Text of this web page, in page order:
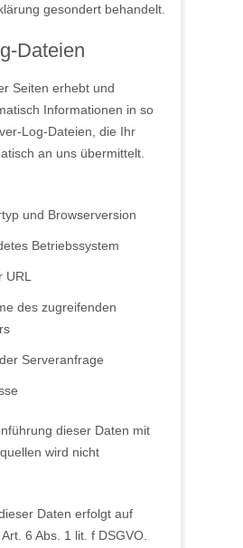
gesondert behandelt.
Dateien
Seiten erhebt und
Informationen in so
Log-Dateien, die Ihr
an uns übermittelt.
und Browserversion
Betriebssystem
URL
des zugreifenden
Serveranfrage
dieser Daten mit
wird nicht
Daten erfolgt auf
6 Abs. 1 lit. f DSGVO.